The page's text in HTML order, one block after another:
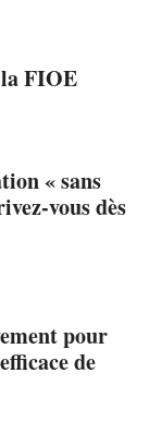
FIOE
« sans
vous dès
pour
de